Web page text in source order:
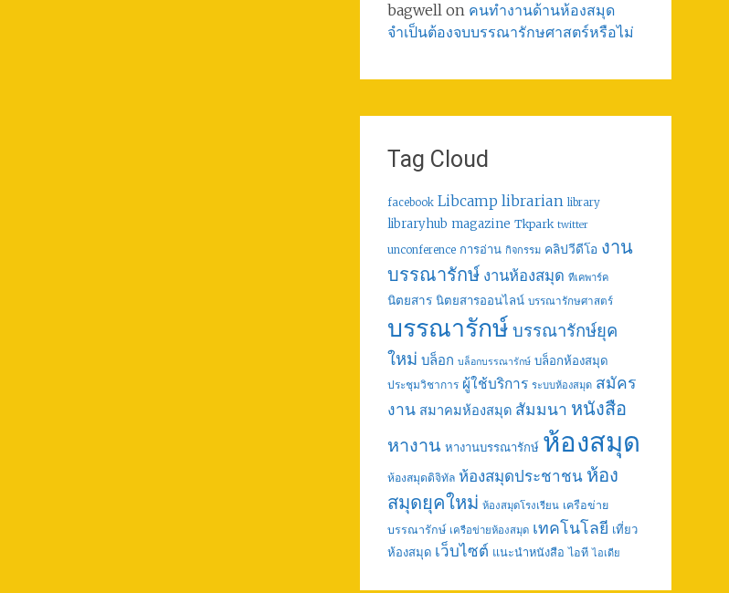
bagwellon คนทำงานด้านห้องสมุด
จำเป็นต้องจบบรรณารักษศาสตร์หรือไม่
Tag Cloud
facebook Libcamp librarian library
libraryhub magazine Tkpark twitter
unconference การอ่าน กิจกรรม คลิปวีดีโอ งาน
บรรณารักษ์ งานห้องสมุด ทีเคพาร์ค
นิตยสาร นิตยสารออนไลน์ บรรณารักษศาสตร์
บรรณารักษ์ บรรณารักษ์ยุค
ใหม่ บล็อก บล็อกบรรณารักษ์ บล็อกห้องสมุด
ประชุมวิชาการ ผู้ใช้บริการ ระบบห้องสมุด สมัคร
งาน สมาคมห้องสมุด สัมมนา หนังสือ
หางาน หางานบรรณารักษ์ ห้องสมุด
ห้องสมุดดิจิทัล ห้องสมุดประชาชน ห้อง
สมุดยุคใหม่ ห้องสมุดโรงเรียน เครือข่าย
บรรณารักษ์ เครือข่ายห้องสมุด เทคโนโลยี เที่ยว
ห้องสมุด เว็บไซต์ แนะนำหนังสือ ไอที ไอเดีย